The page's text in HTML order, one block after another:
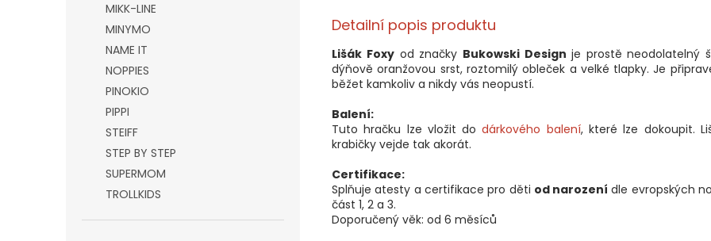
MIKK-LINE
MINYMO
NAME IT
NOPPIES
PINOKIO
PIPPI
STEIFF
STEP BY STEP
SUPERMOM
TROLLKIDS
Detailní popis produktu
Lišák Foxyod značky Bukowski Design je prostě neodolatelný
dýňově oranžovou srst, roztomilý obleček a velké tlapky. Je
běžet kamkoliv a nikdy vás neopustí.
Balení:
Tuto hračku lze vložit dodárkového balení, které lze dokoupit.
krabičky vejde tak akorát.
Certifikace:
Splňuje atesty a certifikace pro děti od narození dle evropských
část 1, 2 a 3.
Doporučený věk: od 6 měsíců